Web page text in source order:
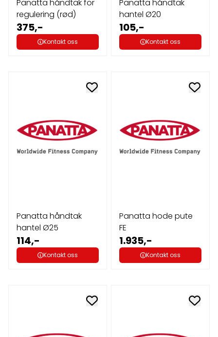
Panatta håndtak for
regulering (rød)
375,-
Kontakt oss
Panatta håndtak
hantel Ø20
105,-
Kontakt oss
Panatta håndtak
hantel Ø25
114,-
Kontakt oss
Panatta hode pute
FE
1.935,-
Kontakt oss